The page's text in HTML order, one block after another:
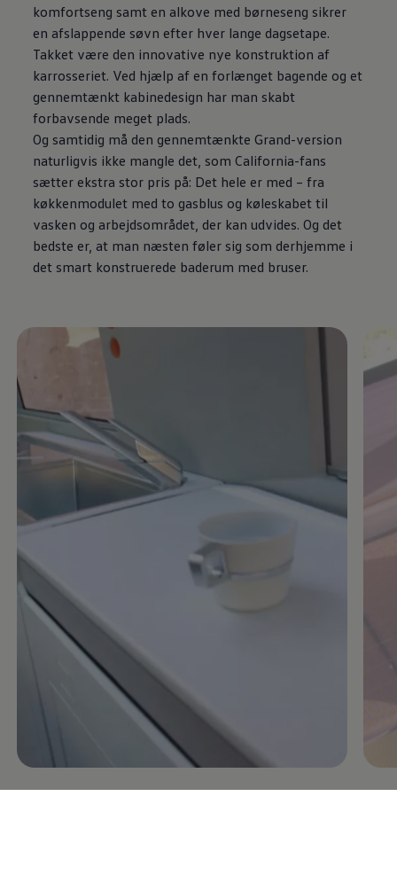
komfortseng samt en alkove med børneseng sikrer
en afslappende søvn efter hver lange dagsetape.
Takket være den innovative nye konstruktion af
karrosseriet. Ved hjælp af en forlænget bagende og et
gennemtænkt kabinedesign har man skabt
forbavsende meget plads.
Og samtidig må den gennemtænkte Grand-version
naturligvis ikke mangle det, som California-fans
sætter ekstra stor pris på: Det hele er med – fra
køkkenmodulet med to gasblus og køleskabet til
vasken og arbejdsområdet, der kan udvides. Og det
bedste er, at man næsten føler sig som derhjemme i
det smart konstruerede baderum med bruser.
Enable fullscreen mode